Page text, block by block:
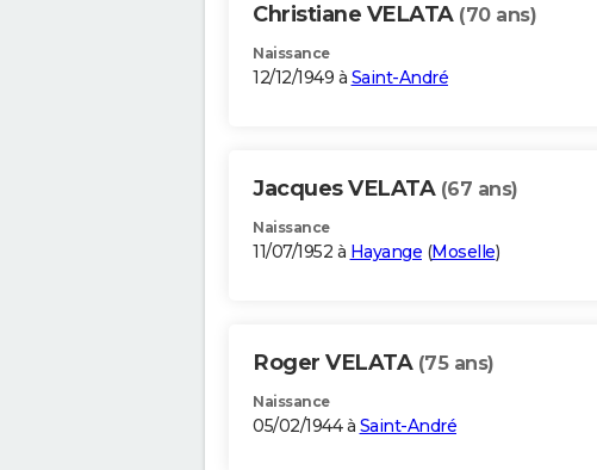
Christiane VELATA (70 ans)
Naissance
12/12/1949 à Saint-André
Jacques VELATA (67 ans)
Naissance
11/07/1952 à Hayange (Moselle)
Roger VELATA (75 ans)
Naissance
05/02/1944 à Saint-André